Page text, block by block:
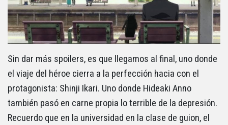
Sin dar más spoilers, es que llegamos al final, uno donde
el viaje del héroe cierra a la perfección hacia con el
protagonista: Shinji Ikari. Uno donde Hideaki Anno
también pasó en carne propia lo terrible de la depresión.
Recuerdo que en la universidad en la clase de guion, el